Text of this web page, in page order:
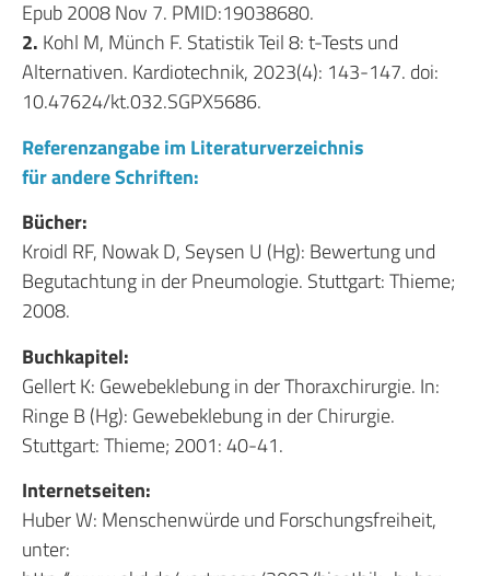
Epub 2008 Nov 7. PMID:19038680.
2. Kohl M, Münch F. Statistik Teil 8: t-Tests und
Alternativen. Kardiotechnik, 2023(4): 143-147. doi:
10.47624/kt.032.SGPX5686.
Referenzangabe im Literaturverzeichnis
für andere Schriften:
Bücher:
Kroidl RF, Nowak D, Seysen U (Hg): Bewertung und
Begutachtung in der Pneumologie. Stuttgart: Thieme;
2008.
Buchkapitel:
Gellert K: Gewebeklebung in der Thoraxchirurgie. In:
Ringe B (Hg): Gewebeklebung in der Chirurgie.
Stuttgart: Thieme; 2001: 40-41.
Internetseiten:
Huber W: Menschenwürde und Forschungsfreiheit,
unter: